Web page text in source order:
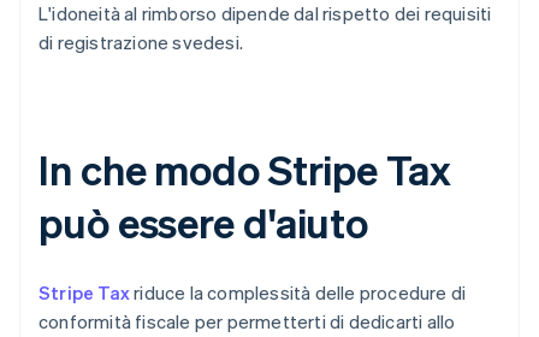
L'idoneità al rimborso dipende dal rispetto dei requisiti
di registrazione svedesi.
In che modo Stripe Tax
può essere d'aiuto
Stripe Taxriduce la complessità delle procedure di
conformità fiscale per permetterti di dedicarti allo